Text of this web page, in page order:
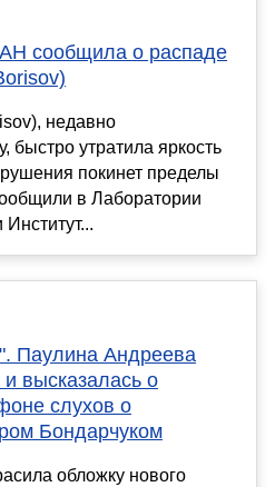
сообщила о распаде
недавно
утратила яркость
покинет пределы
в Лаборатории
Паулина Андреева
высказалась о
слухов о
Бондарчуком
обложку нового